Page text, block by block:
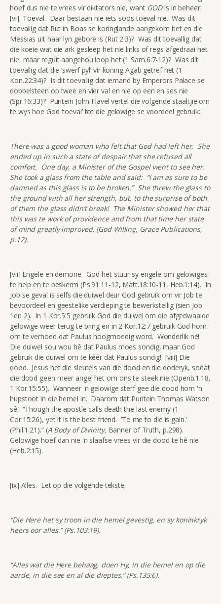
hoef dus nie te vrees vir diktators nie, want GODis in beheer.
[vi] Toeval. Daar bestaan nie iets soos toeval nie. Was dit
toevallig dat Rut in Boas se koringlande aangekom het en die
Messias uit haar lyn gebore is (Rut 2:3)? Was dit toevallig dat
die koeie wat die ark gesleep het nie links of regs afgedraai het
nie, maar reguit aangehou loop het (1 Sam.6:7-12)? Was dit
toevallig dat die ‘swerf pyl’ vir koning Agab getref het (1
Kon.22:34)? Is dit toevallig dat iemand by Emperors Palace se
dobbelsteen op twee en vier val en nie op een en ses nie
(Spr.16:33)? Puritein John Flavel vertel die volgende staaltjie om
te wys hoe God ‘toeval’ tot die gelowige se voordeel gebruik:
There was a good woman who felt that God had left her. She
ended up in such a state of despair that she refused all
comfort. One day, a Minister of the Gospel went to see her.
She took a glass from the table and said: “I am as sure to be
damned as this glass is to be broken.” She threw the glass to
the ground with all her strength, but, to the surprise of both
of them the glass didn’t break! The Minister showed her that
this was te work of providence and from that time her state
of mind greatly improved. (God Willing, Grace Publications,
p.12).
[vii] Engele en demone. God het stuur sy engele om gelowiges
te help en te beskerm (Ps.91:11-12, Matt.18:10-11, Heb.1:14). In
Job se geval is selfs die duiwel deur God gebruik om vir Job te
bevoordeel en geestelike verdieping te bewerkstellig (sien Job
1en 2). In 1 Kor.5:5 gebruik God die duiwel om die afgedwaalde
gelowige weer terug te bring en in 2 Kor.12:7 gebruik God hom
om te verhoed dat Paulus hoogmoedig word. Wonderlik né!
Die duiwel sou wou hê dat Paulus moes sondig, maar God
gebruik die duiwel om te kéér dat Paulus sondig! [viii] Die
dood. Jesus het die sleutels van die dood en die doderyk, sodat
die dood geen meer angel het om ons te steek nie (Openb.1:18,
1 Kor.15:55). Wanneer 'n gelowige sterf gee die dood hom 'n
hupstoot in die hemel in. Daarom dat Puritein Thomas Watson
sê: “Though the apostle calls death the last enemy (1
Cor.15:26), yet it is the best friend. ‘To me to die is gain.’
(Phil.1:21).” (A Body of Divinity, Banner of Truth, p.298).
Gelowige hoef dan nie 'n slaafse vrees vir die dood te hê nie
(Heb.2:15).
[ix] Alles. Let op die volgende tekste:
“Die Here het sy troon in die hemel gevestig, en sy koninkryk
heers oor alles.” (Ps.103:19).
“Alles wat die Here behaag, doen Hy, in die hemel en op die
aarde, in die seë en al die dieptes.” (Ps.135:6).